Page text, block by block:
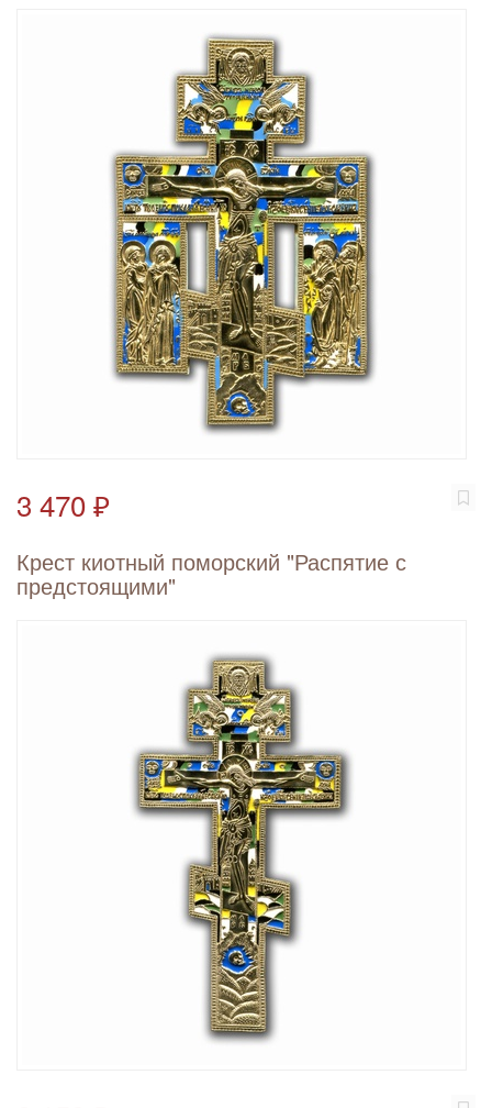
3 470 ₽
Крест киотный поморский "Распятие с
предстоящими"